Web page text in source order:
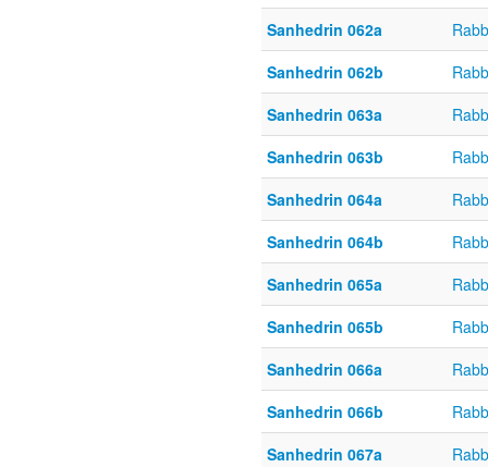
Sanhedrin 062a
Sanhedrin 062b
Sanhedrin 063a
Sanhedrin 063b
Sanhedrin 064a
Sanhedrin 064b
Sanhedrin 065a
Sanhedrin 065b
Sanhedrin 066a
Sanhedrin 066b
Sanhedrin 067a